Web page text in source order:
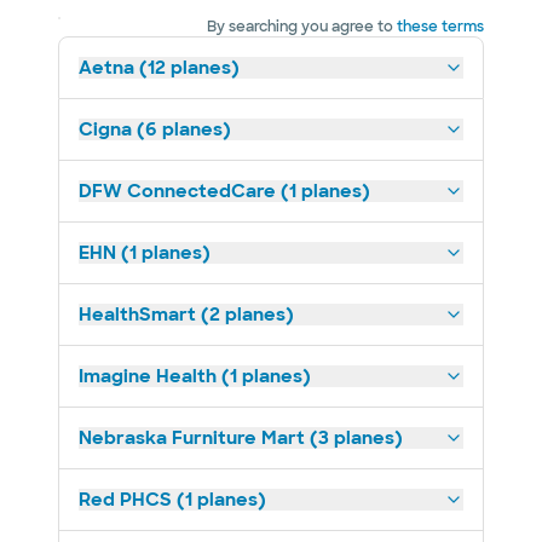
By searching you agree tothese terms
Aetna (12 planes)
Cigna (6 planes)
DFW ConnectedCare (1 planes)
EHN (1 planes)
HealthSmart (2 planes)
Imagine Health (1 planes)
Nebraska Furniture Mart (3 planes)
Red PHCS (1 planes)